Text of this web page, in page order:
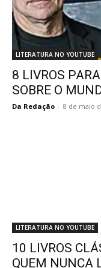
LITERATURA NO YOUTUBE
8 LIVROS
SOBRE O
Da Redação - 8 de maio
LITERATURA NO YOUTUBE
10 LIVROS
QUEM NUNCA